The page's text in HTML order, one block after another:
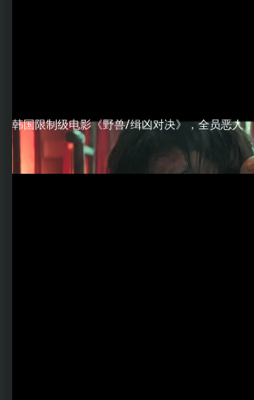
韩国限制级电影《野兽/缉凶对决》，全员恶人